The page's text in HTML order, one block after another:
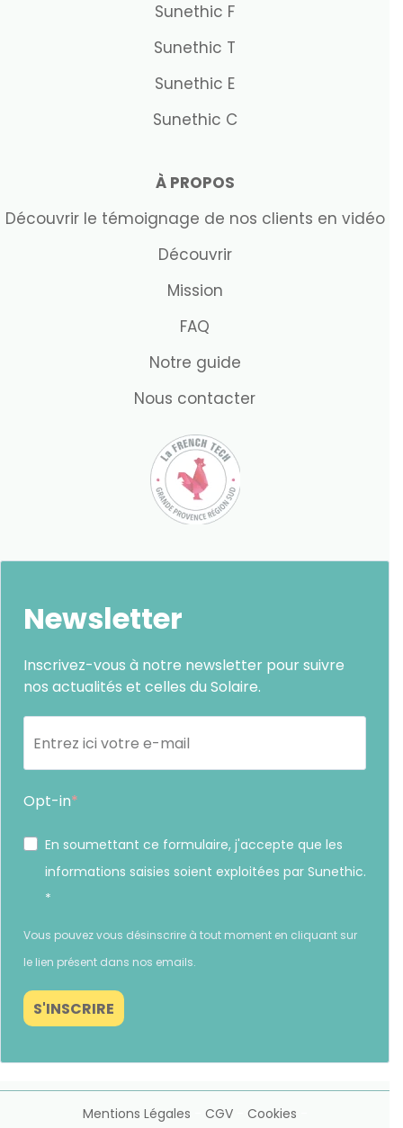
Sunethic F
Sunethic T
Sunethic E
Sunethic C
À PROPOS
Découvrir le témoignage de nos clients en vidéo
Découvrir
Mission
FAQ
Notre guide
Nous contacter
Newsletter
Inscrivez-vous à notre newsletter pour suivre
nos actualités et celles du Solaire.
Opt-in
En soumettant ce formulaire, j'accepte que les
informations saisies soient exploitées par Sunethic.
*
Vous pouvez vous désinscrire à tout moment en cliquant sur
le lien présent dans nos emails.
S'INSCRIRE
Mentions Légales CGV- Cookies